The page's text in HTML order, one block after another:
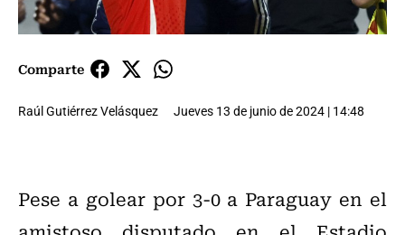
Comparte
Raúl Gutiérrez Velásquez Jueves 13 de junio de 2024 | 14:48
Pese a golear por 3-0 a Paraguay en el